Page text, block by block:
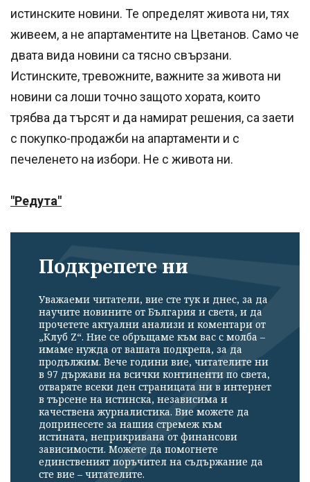
истинските новини. Те определят живота ни, тях
живеем, а не апартаментите на Цветанов. Само че
двата вида новини са тясно свързани.
Истинските, тревожните, важните за живота ни
новини са лоши точно защото хората, които
трябва да търсят и да намират решения, са заети
с покупко-продажби на апартаменти и с
печеленето на избори. Не с живота ни.
"Редута"
Подкрепете ни
Уважаеми читатели, вие сте тук и днес, за да
научите новините от България и света, и да
прочетете актуални анализи и коментари от
„Клуб Z“. Ние се обръщаме към вас с молба –
имаме нужда от вашата подкрепа, за да
продължим. Вече години вие, читателите ни
в 97 държави на всички континенти по света,
отваряте всеки ден страницата ни в интернет
в търсене на истинска, независима и
качествена журналистика. Вие можете да
допринесете за нашия стремеж към
истината, неприкривана от финансови
зависимости. Можете да помогнете
единственият поръчител на съдържание да
сте вие – читателите.